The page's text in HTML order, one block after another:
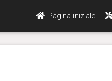
Pagina iniziale